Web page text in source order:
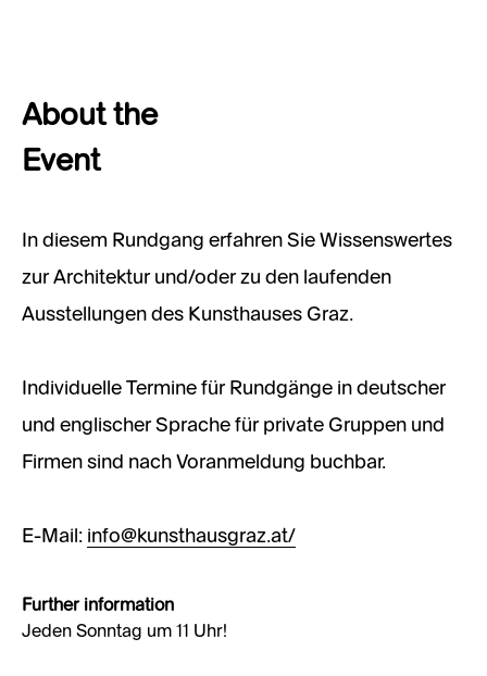
About the
Event
In diesem Rundgang erfahren Sie Wissenswertes
zur Architektur und/oder zu den laufenden
Ausstellungen des Kunsthauses Graz.
Individuelle Termine für Rundgänge in deutscher
und englischer Sprache für private Gruppen und
Firmen sind nach Voranmeldung buchbar.
E-Mail: info@kunsthausgraz.at/
Further information
Jeden Sonntag um 11 Uhr!